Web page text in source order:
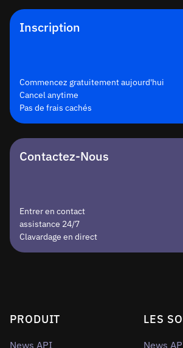
Inscription
Commencez gratuitement aujourd'hui
Cancel anytime
Pas de frais cachés
Contactez-Nous
Entrer en contact
assistance 24/7
Clavardage en direct
PRODUIT
News API
LES
News